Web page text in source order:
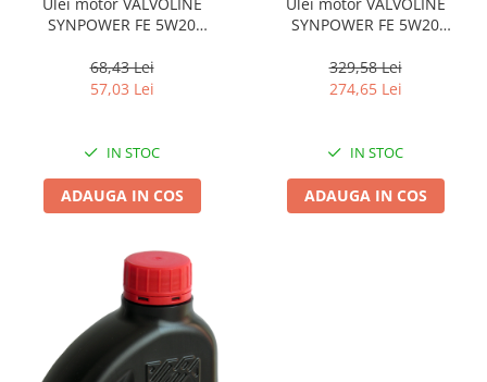
SYNPOWER FE 5W20
68,43 Lei
57,03 Lei
IN STOC
ADAUGA IN COS
SYNPOWER FE 5W20
329,58 Lei
274,65 Lei
IN STOC
ADAUGA IN COS